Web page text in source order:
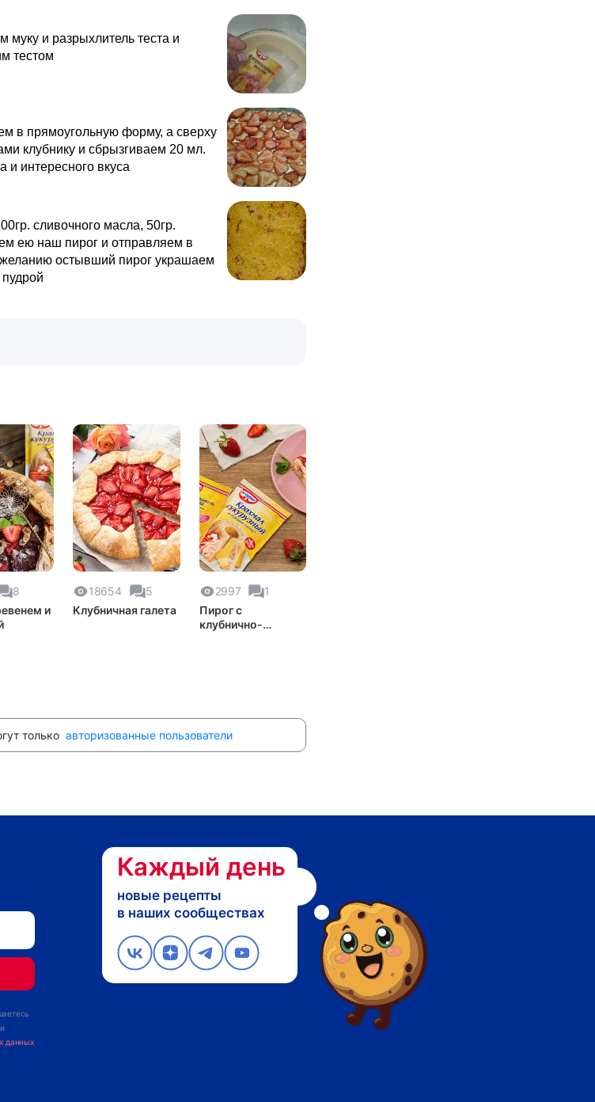
муку и разрыхлитель теста и
тестом
в прямоугольную форму, а сверху
клубнику и сбрызгиваем 20 мл.
и интересного вкуса
сливочного масла, 50гр.
ею наш пирог и отправляем в
остывший пирог украшаем
8
и
18654
5
Клубничная галета
2997
1
Пирог с
клубнично-
толькоавторизованные пользователи
и
данных
Каждый день
новые рецепты
в наших сообществах